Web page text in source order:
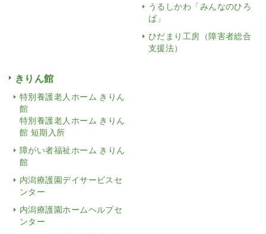
うるしかわ「みんなのひろ
ば」
ひだまり工房（障害者総合
支援法）
きりん館
特別養護老人ホーム きりん
館
特別養護老人ホーム きりん
館 短期入所
障がい者福祉ホーム きりん
館
内潟療護園デイサービスセ
ンター
内潟療護園ホームヘルプセ
ンター